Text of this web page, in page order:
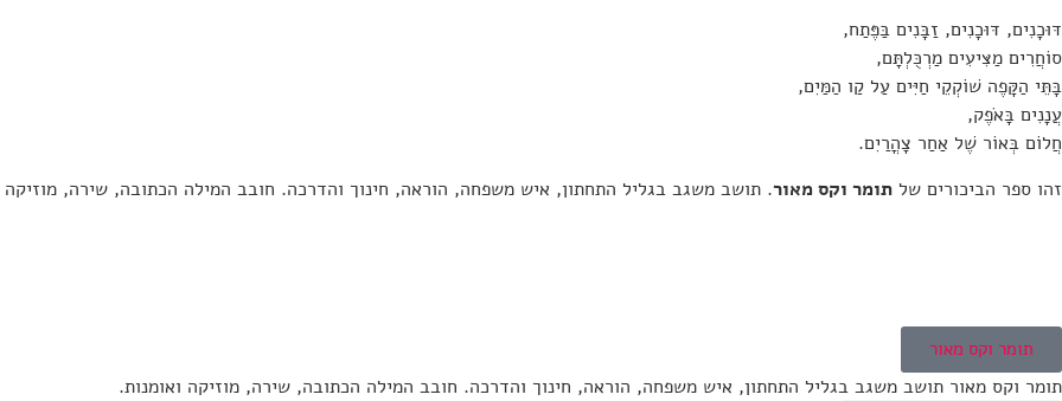
דּוּכָנִים, דּוּכָנִים, זַבָּנִים בַּפֶּתַח,
סוֹחֲרִים מַצִּיעִים מַרְכֻּלְתָּם,
בָּתֵּי הַקָּפֶה שׁוֹקְקֵי חַיִּים עַל קַו הַמַּיִם,
עֲנָנִים בָּאֹפֶק,
חֲלוֹם בְּאוֹר שֶׁל אַחַר צָהֳרַיִם.
זהו ספר הביכורים של תומר וקס מאור. תושב משגב בגליל התחתון, איש משפחה, הוראה, חינוך והדרכה. חובב המילה הכתובה, שירה, מוזיקה
תומר וקס מאור
תומר וקס מאור תושב משגב בגליל התחתון, איש משפחה, הוראה, חינוך והדרכה. חובב המילה הכתובה, שירה, מוזיקה ואומנות.